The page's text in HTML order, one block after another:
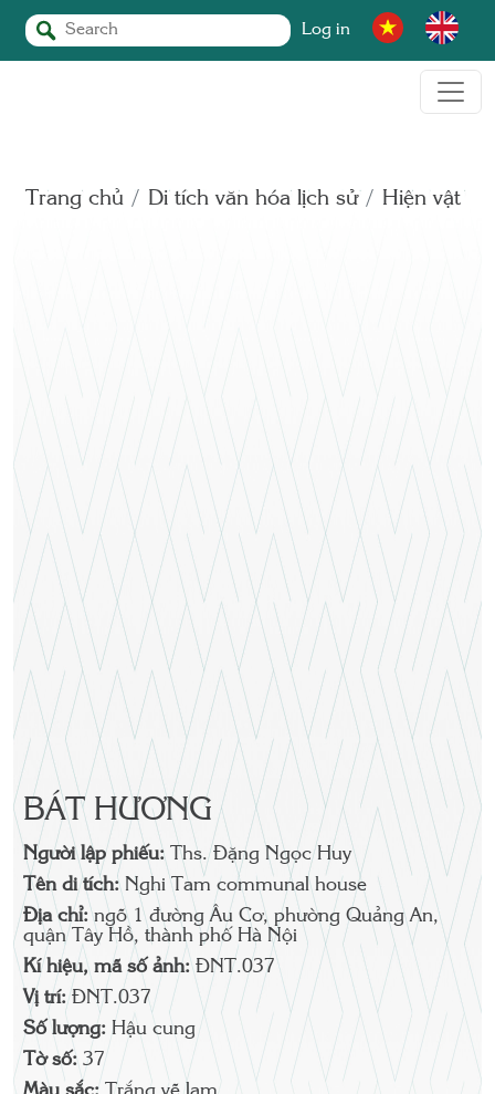
Log in
Trang chủ Di tích văn hóa lịch sử Hiện vật
BÁT HƯƠNG
Người lập phiếu: Ths. Đặng Ngọc Huy
Tên di tích: Nghi Tam communal house
Địa chỉ:ngõ 1 đường Âu Cơ, phường Quảng An,
quận Tây Hồ, thành phố Hà Nội
Kí hiệu, mã số ảnh:ĐNT.037
Vị trí:ĐNT.037
Số lượng:Hậu cung
Tờ số:37